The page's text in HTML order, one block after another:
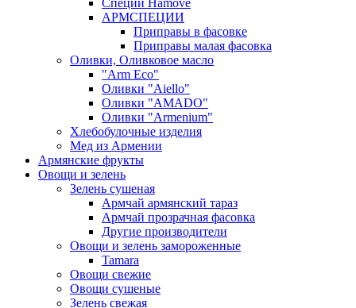
Специи Hamove
АРМСПЕЦИИ
Приправы в фасовке
Приправы малая фасовка
Оливки, Оливковое масло
"Arm Eco"
Оливки "Aiello"
Оливки "AMADO"
Оливки "Armenium"
Хлебобулочные изделия
Мед из Армении
Армянские фрукты
Овощи и зелень
Зелень сушеная
Армчай армянский тараз
Армчай прозрачная фасовка
Другие производители
Овощи и зелень замороженные
Tamara
Овощи свежие
Овощи сушеные
Зелень свежая